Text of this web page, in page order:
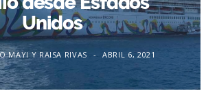
Unidos
MAYI Y RAISA RIVAS ABRIL 6, 2021